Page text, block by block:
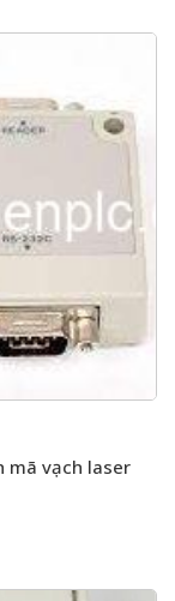
mã vạch laser